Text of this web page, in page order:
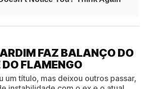
FAZ BALANÇO DO
DO FLAMENGO
um título, mas deixou outros passar,